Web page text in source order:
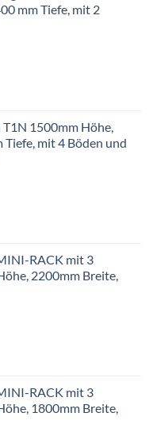
mm Tiefe, mit 2
1500mm Höhe,
mit 4 Böden und
RACK mit 3
2200mm Breite,
RACK mit 3
1800mm Breite,